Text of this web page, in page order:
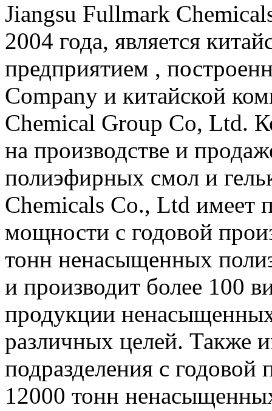
Jiangsu Fullmark
2004 года, является
предприятием ,
Company и китайской
Chemical Group Co, Ltd.
на производстве и
полиэфирных смол и
Chemicals Co., Ltd имеет
мощности с годовой
тонн ненасыщенных
и производит более 100
продукции
различных целей. Также
подразделения с годовой
12000 тонн